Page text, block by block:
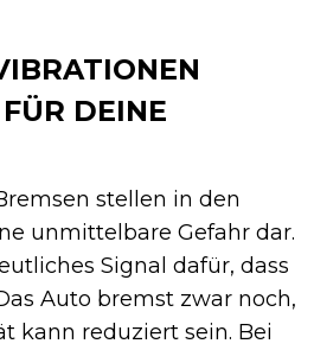
DEINE
stellen in den
unmittelbare Gefahr dar.
Signal dafür, dass
Auto bremst zwar noch,
kann reduziert sein. Bei